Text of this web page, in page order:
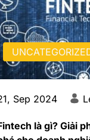
Sep 2024
là gì? Giải